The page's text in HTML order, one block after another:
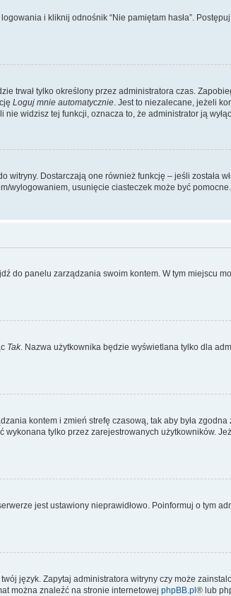
i kliknij odnośnik “Nie pamiętam hasła”.
trwał tylko określony przez administratora czas.
Loguj mnie automatycznie . Jest to niezalecane, jeżeli
widzisz tej funkcji, oznacza to, że administrator ją
witryny. Dostarczają one również funkcję – jeśli została
wylogowaniem, usunięcie ciasteczek może być pomocne.
do panelu zarządzania swoim kontem. W tym miejscu
Tak. Nazwa użytkownika będzie wyświetlana tylko dla
kontem i zmień strefę czasową, tak aby była zgodna
tylko przez zarejestrowanych użytkowników.
jest ustawiony nieprawidłowo. Poinformuj o tym
język. Zapytaj administratora witryny czy może
można znaleźć na stronie internetowej phpBB.pl® lub